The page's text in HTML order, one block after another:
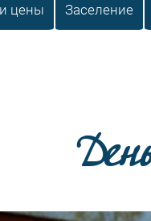
цены Заселение